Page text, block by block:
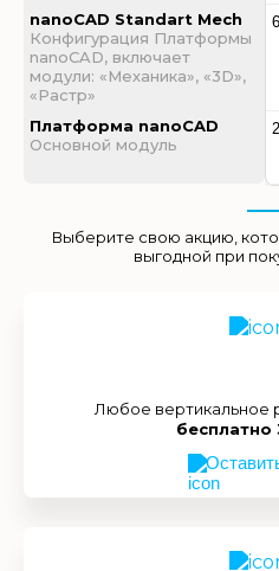
nanoCAD Standart Mech
Конфигурация Платформы
nanoCAD, включает
модули: «Механика», «3D»,
«Растр»
Платформа nanoCAD
Основной модуль
Выберите свою акцию,
выгодной при
Любое вертикальное
бесплатно